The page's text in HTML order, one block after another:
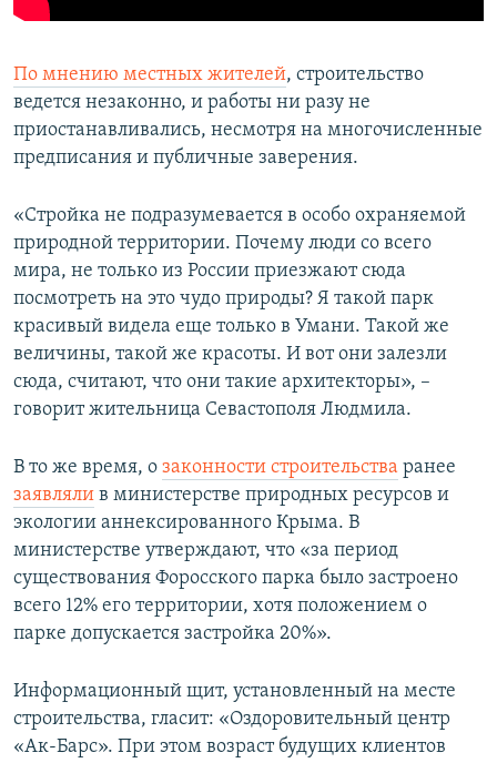
По мнению местных жителей, строительство
ведется незаконно, и работы ни разу не
приостанавливались, несмотря на многочисленные
предписания и публичные заверения.
«Стройка не подразумевается в особо охраняемой
природной территории. Почему люди со всего
мира, не только из России приезжают сюда
посмотреть на это чудо природы? Я такой парк
красивый видела еще только в Умани. Такой же
величины, такой же красоты. И вот они залезли
сюда, считают, что они такие архитекторы», –
говорит жительница Севастополя Людмила.
В то же время, о законности строительства ранее
заявляли в министерстве природных ресурсов и
экологии аннексированного Крыма. В
министерстве утверждают, что «за период
существования Форосского парка было застроено
всего 12% его территории, хотя положением о
парке допускается застройка 20%».
Информационный щит, установленный на месте
строительства, гласит: «Оздоровительный центр
«Ак-Барс». При этом возраст будущих клиентов